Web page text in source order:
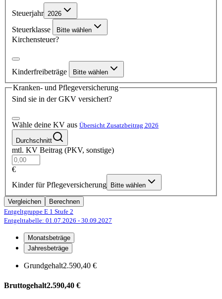
Steuerjahr 2026
Steuerklasse Bitte wählen
Kirchensteuer?
Kinderfreibeträge Bitte wählen
Kranken- und Pflegeversicherung
Sind sie in der GKV versichert?
Wähle deine KV aus Übersicht Zusatzbeitrag 2026
Durchschnitt
mtl. KV Beitrag (PKV, sonstige)
€
Kinder für Pflegeversicherung
Bitte wählen
Vergleichen
Berechnen
Entgeltgruppe E 1 Stufe 2
Entgelttabelle: 01.07.2026 - 30.09.2027
Monatsbeträge
Jahresbeträge
Grundgehalt2.590,40 €
Bruttogehalt2.590,40 €